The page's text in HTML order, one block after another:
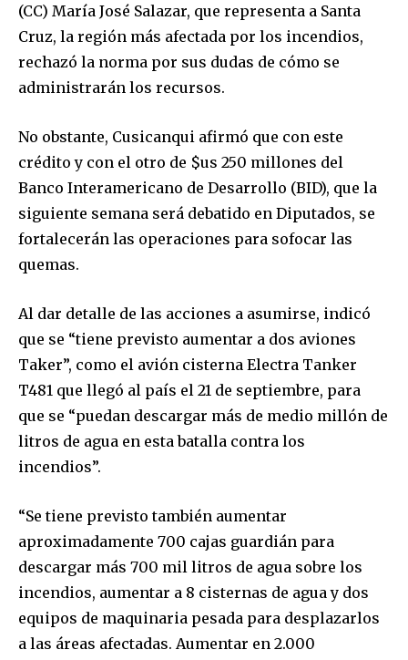
Join our community of
SUBSCRIBERS and be part of the
conversation.
To subscribe, simply enter your email address on our website
or click the subscribe button below. Don't worry, we respect
your privacy and won't spam your inbox. Your information is
safe with us.
SUBSCRIBE
I've read and accept the Privacy Policy.
(CC) María José Salazar, que representa a Santa
Cruz, la región más afectada por los incendios,
rechazó la norma por sus dudas de cómo se
administrarán los recursos.
No obstante, Cusicanqui afirmó que con este
crédito y con el otro de $us 250 millones del
Banco Interamericano de Desarrollo (BID), que la
siguiente semana será debatido en Diputados, se
fortalecerán las operaciones para sofocar las
quemas.
Al dar detalle de las acciones a asumirse, indicó
que se “tiene previsto aumentar a dos aviones
Taker”, como el avión cisterna Electra Tanker
T481 que llegó al país el 21 de septiembre, para
que se “puedan descargar más de medio millón de
litros de agua en esta batalla contra los
incendios”.
“Se tiene previsto también aumentar
aproximadamente 700 cajas guardián para
descargar más 700 mil litros de agua sobre los
incendios, aumentar a 8 cisternas de agua y dos
equipos de maquinaria pesada para desplazarlos
a las áreas afectadas. Aumentar en 2.000